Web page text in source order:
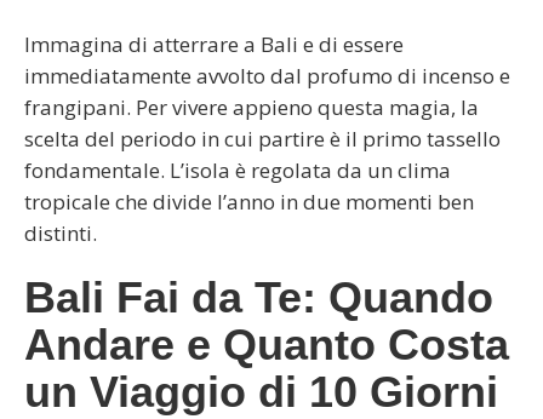
Immagina di atterrare a Bali e di essere
immediatamente avvolto dal profumo di incenso e
frangipani. Per vivere appieno questa magia, la
scelta del periodo in cui partire è il primo tassello
fondamentale. L’isola è regolata da un clima
tropicale che divide l’anno in due momenti ben
distinti.
Bali Fai da Te: Quando
Andare e Quanto Costa
un Viaggio di 10 Giorni